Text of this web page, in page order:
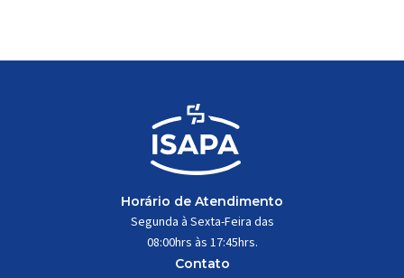
Horário de Atendimento
Segunda à Sexta-Feira das
08:00hrs às 17:45hrs.
Contato